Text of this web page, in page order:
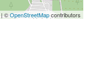
| ©OpenStreetMapcontributors